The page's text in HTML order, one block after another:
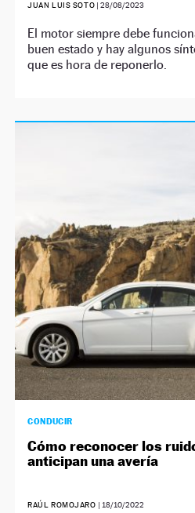
JUAN LUIS SOTO |28/08/2023
El motor siempre debe
buen estado y hay algunos
que es hora de reponerlo.
CONDUCIR
Cómo reconocer los
anticipan una avería
RAÚL ROMOJARO | 18/10/2022